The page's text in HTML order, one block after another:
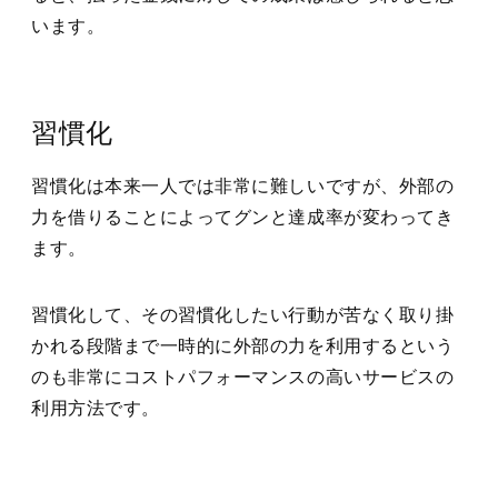
います。
習慣化
習慣化は本来一人では非常に難しいですが、外部の
力を借りることによってグンと達成率が変わってき
ます。
習慣化して、その習慣化したい行動が苦なく取り掛
かれる段階まで一時的に外部の力を利用するという
のも非常にコストパフォーマンスの高いサービスの
利用方法です。